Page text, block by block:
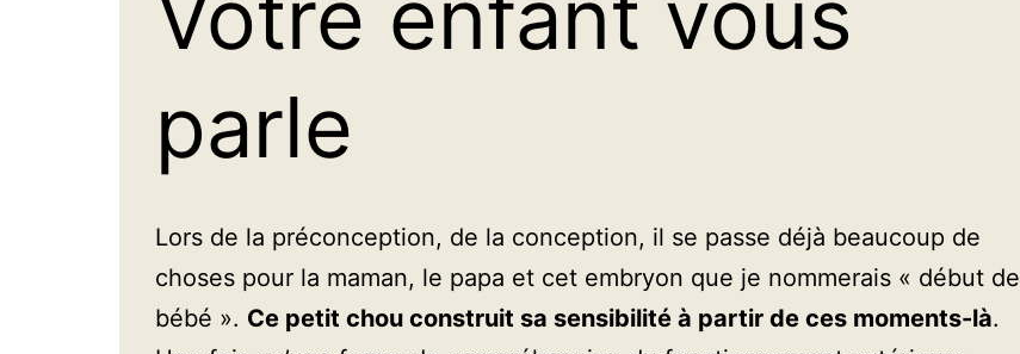
parle
Lors de la préconception, de la conception, il se passe déjà beaucoup de
choses pour la maman, le papa et cet embryon que je nommerais « début de
bébé ». Ce petit chou construit sa sensibilité à partir de ces moments-là.